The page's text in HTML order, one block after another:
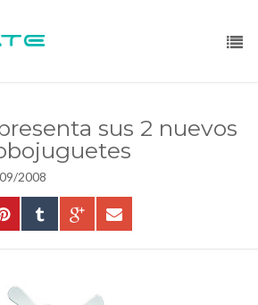
sus 2 nuevos
2008